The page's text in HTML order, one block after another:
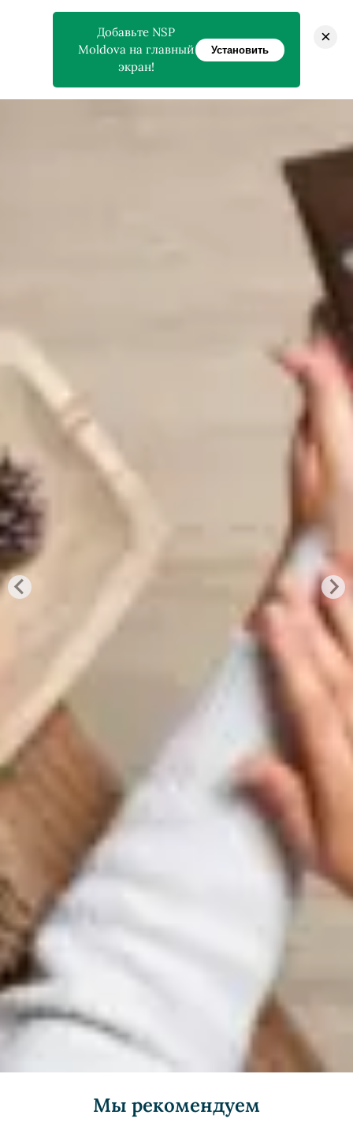
Мы рекомендуем
Добавьте NSP
Moldova на главный
экран!
Установить
×